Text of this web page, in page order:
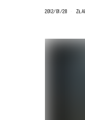
2012/01/28